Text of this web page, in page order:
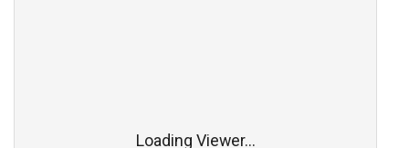
Loading Viewer...